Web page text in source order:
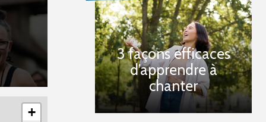
+
3 façons efficaces
d’apprendre à
chanter